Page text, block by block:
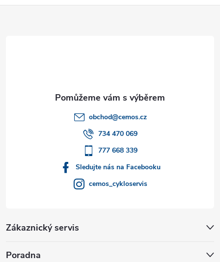
obchod@cemos.cz
734 470 069
777 668 339
Sledujte nás na Facebooku
cemos_cykloservis
Zákaznický servis
Poradna